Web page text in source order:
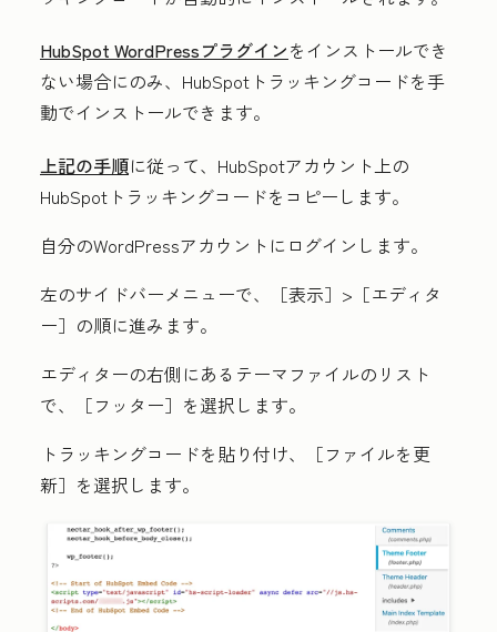
HubSpot WordPressプラグインをインストールでき
ない場合にのみ、HubSpotトラッキングコードを手
動でインストールできます。
上記の手順に従って、HubSpotアカウント上の
HubSpotトラッキングコードをコピーします。
自分のWordPressアカウントにログインします。
左のサイドバーメニューで、
［表示］> ［エディタ
ー］の順に進みます。
エディターの右側にあるテーマファイルのリスト
で、
［フッター］を選択します。
トラッキングコードを貼り付け、
［ファイルを更
新］を選択します。